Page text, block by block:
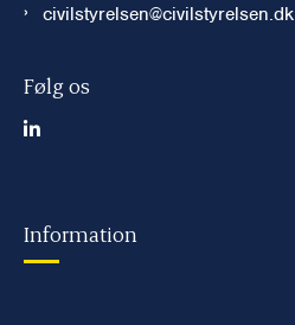
civilstyrelsen@civilstyrelsen.dk
Følg os
Information